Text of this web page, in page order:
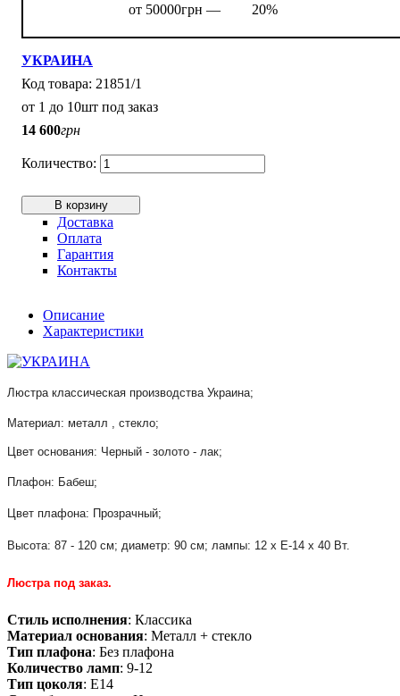
от 50000грн —
20%
УКРАИНА
21851/1
от 1 до 10шт под заказ
14 600грн
В корзину
Доставка
Оплата
Гарантия
Контакты
Описание
Характеристики
Люстра классическая производства Украина;
Материал: металл , стекло;
Цвет основания: Черный - золото - лак;
Плафон: Бабеш;
Цвет плафона: Прозрачный;
Высота: 87 - 120 см; диаметр: 90 см; лампы: 12 х Е-14 х 40 Вт.
Люстра под заказ.
Стиль исполнения: Классика
Материал основания: Металл + стекло
Тип плафона: Без плафона
Количество ламп: 9-12
Тип цоколя: E14